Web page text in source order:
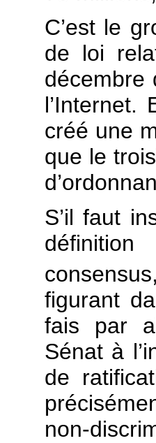
C’est le
de loi
décembre
créé une
que le
S’il faut
figurant
fais par
Sénat à
de
non-